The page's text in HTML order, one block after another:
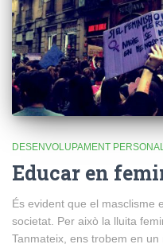
DESENVOLUPAMENT PERSONAL
Educar en
És evident que el masclisme
societat. Per això la lluita
Tanmateix, ens trobem en